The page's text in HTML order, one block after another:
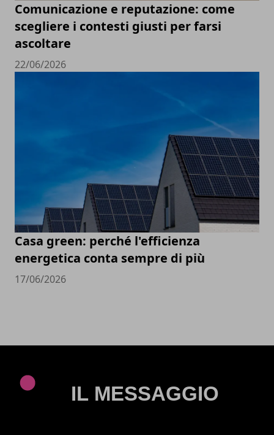
Comunicazione e reputazione: come
scegliere i contesti giusti per farsi
ascoltare
22/06/2026
Casa green: perché l'efficienza
energetica conta sempre di più
17/06/2026